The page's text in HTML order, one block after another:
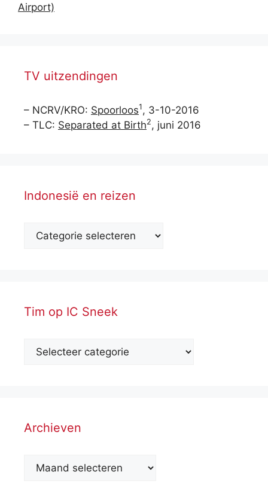
Airport)
TV uitzendingen
– NCRV/KRO: Spoorloos1, 3-10-2016
– TLC: Separated at Birth2, juni 2016
Indonesië en reizen
Tim op IC Sneek
Archieven
Archieven